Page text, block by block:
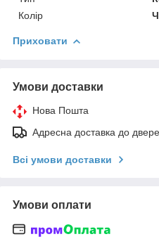
Колір
Приховати
Умови доставки
Нова Пошта
Адресна доставка до
Всі умови доставки
Умови оплати